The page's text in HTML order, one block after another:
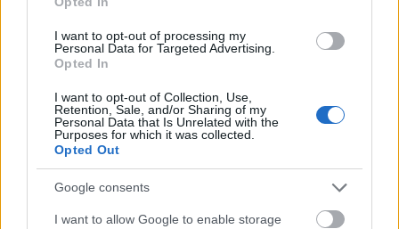
I want to opt-out of processing my
Personal Data for Targeted Advertising.
Opted In
I want to opt-out of Collection, Use,
Retention, Sale, and/or Sharing of my
Personal Data that Is Unrelated with the
Purposes for which it was collected.
Opted Out
Google consents
I want to allow Google to enable storage
tudom, hogy hol van, mi lehet ennek a dolognak a
megoldó kulcsa” – fűzi hozzá.